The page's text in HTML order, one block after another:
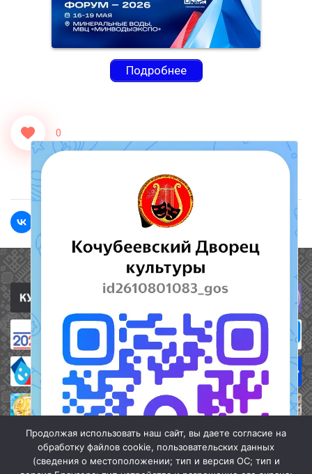
Подробнее
0
Полезные ссылки
Продолжая использовать наш сайт, вы даете согласие на
обработку файлов cookie, пользовательских данных
(сведения о местоположении; тип и версия ОС; тип и